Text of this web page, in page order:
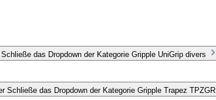
das Dropdown der Kategorie Gripple UniGrip divers
Schließe das Dropdown der Kategorie Gripple Trapez TPZGR